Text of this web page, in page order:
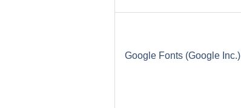
Google Fonts (Google Inc.)